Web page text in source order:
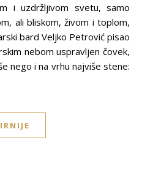
i uzdržljivom svetu, samo
ali bliskom, živom i toplom,
bard Veljko Petrović pisao
nebom uspravljen čovek,
nego i na vrhu najviše stene: